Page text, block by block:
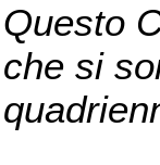
Questo
che si